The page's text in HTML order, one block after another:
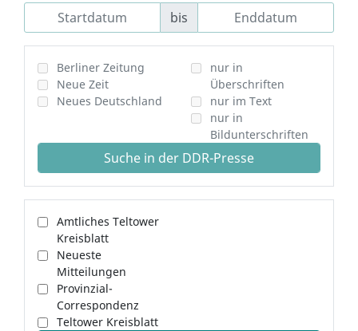
bis
Berliner Zeitung
Neue Zeit
Neues Deutschland
nur in
Überschriften
nur im Text
nur in
Bildunterschriften
Suche in der DDR-Presse
Amtliches Teltower
Kreisblatt
Neueste
Mitteilungen
Provinzial-
Correspondenz
Teltower Kreisblatt